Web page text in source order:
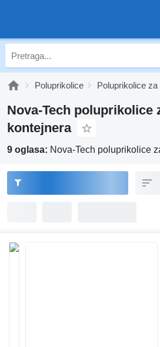
Poluprikolice Poluprikolice
Nova-Tech poluprikolice
kontejnera
9 oglasa: Nova-Tech poluprikolice